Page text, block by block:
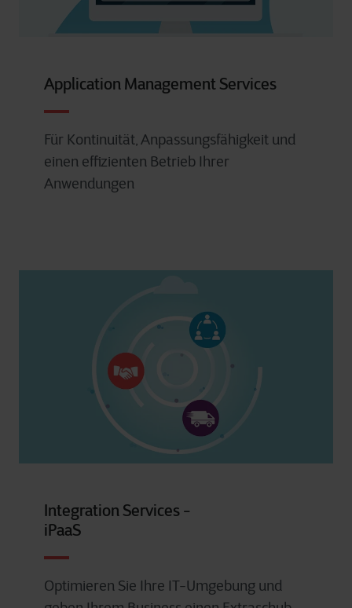
Application Management Services
Für Kontinuität, Anpassungsfähigkeit und
einen effizienten Betrieb Ihrer
Anwendungen
Integration Services -
iPaaS
Optimieren Sie Ihre IT-Umgebung und